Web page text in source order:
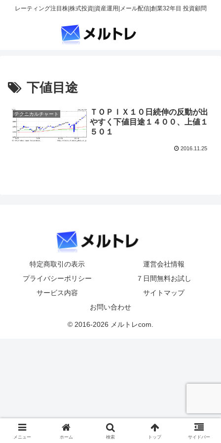
レーティング注目株|株式投資|資産運用|メール配信|創業32年目 投資顧問
下値目途
テクニカルチャート
ＴＯＰＩＸ１０日続伸の反動が出
やすく下値目途１４００、上値１
５０１
2016.11.25
特定商取引の表示
運営会社情報
プライバシーポリシー
７日間無料お試し
サービス内容
サイトマップ
お問い合わせ
© 2016-2026 メルトレcom.
メニュー ホーム 検索 トップ サイドバー